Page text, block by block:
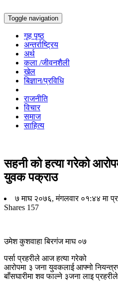
Toggle navigation
गृह पृष्ठ
अन्तर्राष्ट्रिय
अर्थ
कला /जीवनशैली
खेल
बिज्ञान/प्रविधि
राजनीति
विचार
समाज
साहित्य
सहनी को हत्या गरेको
युवक पक्राउ
७ माघ २०७६, मंगलवार ०१:४४ मा
Shares 157
उमेश कुशवाहा बिरगंज माघ ०७
पर्सा प्रहरीले आज हत्या गरेको
आरोपमा ३ जना युवकलाई आफ्नो
बाँसघारीमा शव फाल्ने ३जना लाइ